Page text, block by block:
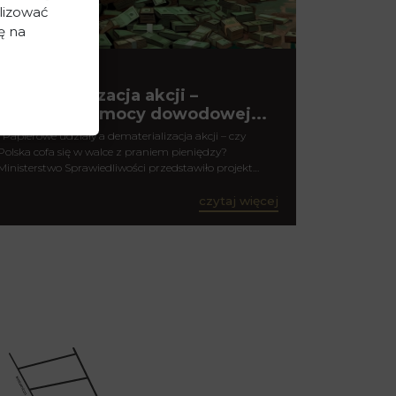
Dematerializacja akcji –
wydłużenie mocy dowodowej...
udziały a dematerializacja akcji – czy
cofa się w walce z praniem pieniędzy?
Sprawiedliwości przedstawiło projekt…
czytaj więcej
na